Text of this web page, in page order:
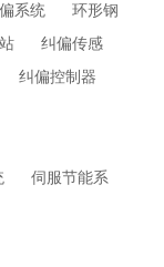
系统
环形钢
纠偏传感
纠偏控制器
伺服节能系